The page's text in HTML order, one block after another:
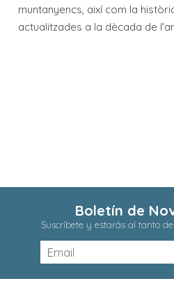
muntanyencs, així com la
actualitzades a la dècada de
Boletín de
Suscríbete y estarás al tanto